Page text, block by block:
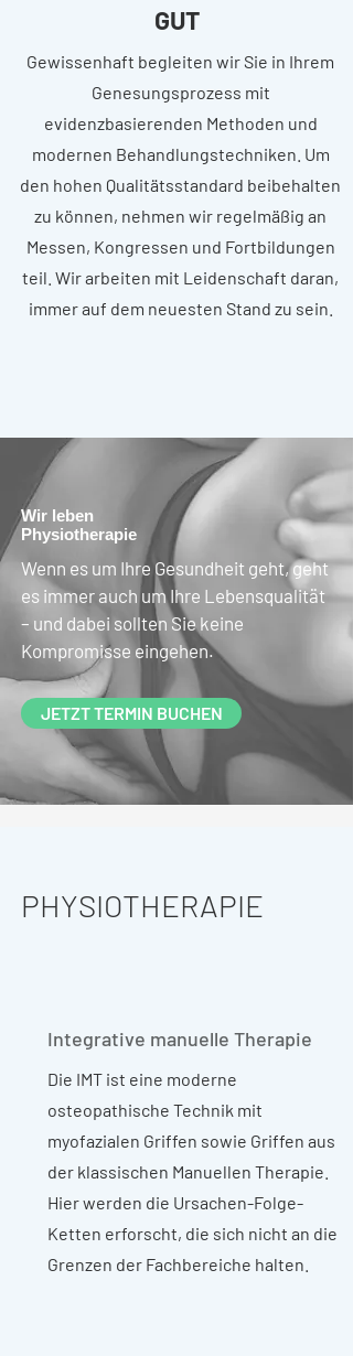
GUT
Gewissenhaft begleiten wir Sie in Ihrem
Genesungsprozess mit
evidenzbasierenden Methoden und
modernen Behandlungstechniken. Um
den hohen Qualitätsstandard beibehalten
zu können, nehmen wir regelmäßig an
Messen, Kongressen und Fortbildungen
teil. Wir arbeiten mit Leidenschaft daran,
immer auf dem neuesten Stand zu sein.
Wir leben
Physiotherapie
Wenn es um Ihre Gesundheit geht, geht
es immer auch um Ihre Lebensqualität
– und dabei sollten Sie keine
Kompromisse eingehen.
JETZT TERMIN BUCHEN
PHYSIOTHERAPIE
Integrative manuelle Therapie
Die IMT ist eine moderne
osteopathische Technik mit
myofazialen Griffen sowie Griffen aus
der klassischen Manuellen Therapie.
Hier werden die Ursachen-Folge-
Ketten erforscht, die sich nicht an die
Grenzen der Fachbereiche halten.